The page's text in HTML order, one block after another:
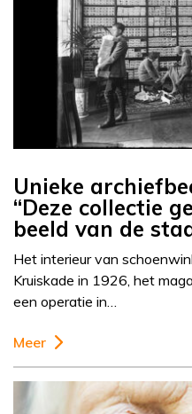
Unieke
“Deze collectie
beeld van de
Het interieur van
Kruiskade in 1926, het
een operatie in…
Meer